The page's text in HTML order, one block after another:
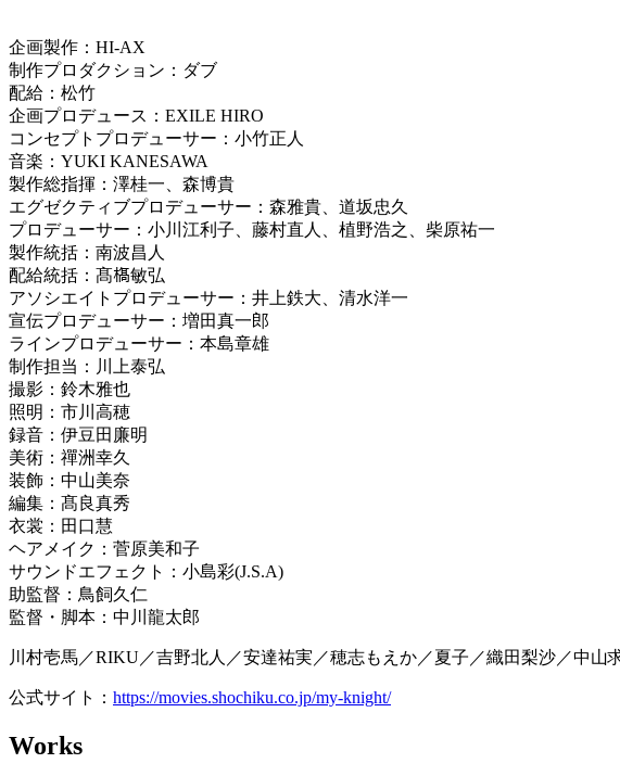
企画製作：HI-AX
制作プロダクション：ダブ
配給：松⽵
企画プロデュース：EXILE HIRO
コンセプトプロデューサー：⼩⽵正⼈
⾳楽：YUKI KANESAWA
製作総指揮：澤桂⼀、森博貴
エグゼクティブプロデューサー：森雅貴、道坂忠久
プロデューサー：⼩川江利⼦、藤村直⼈、植野浩之、柴原祐⼀
製作統括：南波昌⼈
配給統括：髙𣘺敏弘
アソシエイトプロデューサー：井上鉄⼤、清⽔洋⼀
宣伝プロデューサー：増⽥真⼀郎
ラインプロデューサー：本島章雄
制作担当：川上泰弘
撮影：鈴⽊雅也
照明：市川⾼穂
録⾳：伊⾖⽥廉明
美術：禪洲幸久
装飾：中⼭美奈
編集：髙良真秀
⾐裳：⽥⼝慧
ヘアメイク：菅原美和⼦
サウンドエフェクト：⼩島彩(J.S.A)
助監督：⿃飼久仁
監督・脚本：中川⿓太郎
川村壱⾺／RIKU／吉野北⼈／安達祐実／穂志もえか／夏⼦／織⽥梨沙／中⼭
公式サイト： https://movies.shochiku.co.jp/my-knight/
Works